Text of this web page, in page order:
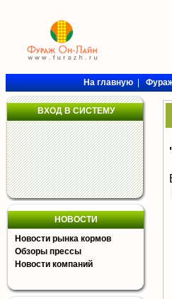
На главную|
ВХОД В СИСТЕМУ
НОВОСТИ
Новости рынка кормов
Обзоры прессы
Новости компаний